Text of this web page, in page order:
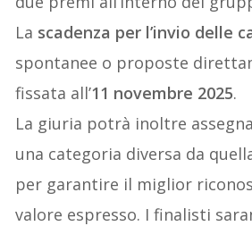
La scadenza per l’invio delle
spontanee o proposte
fissata all’11 novembre 2025.
La giuria potrà inoltre
una categoria diversa da
per garantire il miglior
valore espresso. I finalisti